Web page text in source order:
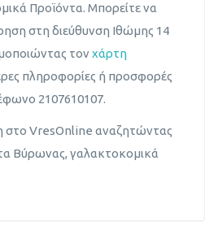
Προϊόντα. Μπορείτε να
στη διεύθυνση Ιθώμης 14
τον χάρτη
πληροφορίες ή προσφορές
2107610107.
στο VresOnline αναζητώντας
Βύρωνας, γαλακτοκομικά